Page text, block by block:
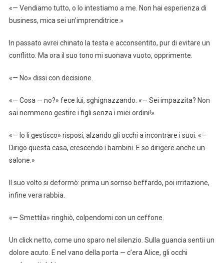
«— Vendiamo tutto, o lo intestiamo a me. Non hai esperienza di
business, mica sei un’imprenditrice.»
In passato avrei chinato la testa e acconsentito, pur di evitare un
conflitto. Ma ora il suo tono mi suonava vuoto, opprimente.
«— No» dissi con decisione.
«— Cosa — no?» fece lui, sghignazzando. «— Sei impazzita? Non
sai nemmeno gestire i figli senza i miei ordini!»
«— Io li gestisco» risposi, alzando gli occhi a incontrare i suoi. «—
Dirigo questa casa, crescendo i bambini. E so dirigere anche un
salone.»
Il suo volto si deformò: prima un sorriso beffardo, poi irritazione,
infine vera rabbia.
«— Smettila» ringhiò, colpendomi con un ceffone.
Un click netto, come uno sparo nel silenzio. Sulla guancia sentii un
dolore acuto. E nel vano della porta — c’era Alice, gli occhi